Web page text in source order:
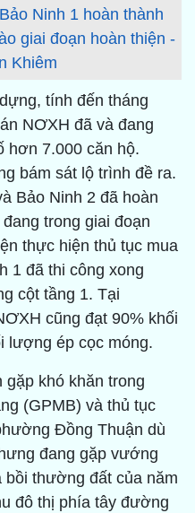
Ninh 1 hoàn thành
giai đoạn hoàn thiện -
Khiêm
tính đến tháng
NƠXH đã và đang
hơn 7.000 căn hộ.
bám sát lộ trình đề ra.
Bảo Ninh 2 đã hoàn
trong giai đoạn
thực hiện thủ tục mua
1 đã thi công xong
cột tầng 1. Tại
cũng đạt 90% khối
lượng ép cọc móng.
gặp khó khăn trong
(GPMB) và thủ tục
Đồng Thuận dù
đang gặp vướng
bồi thường đất của năm
đô thị phía tây đường